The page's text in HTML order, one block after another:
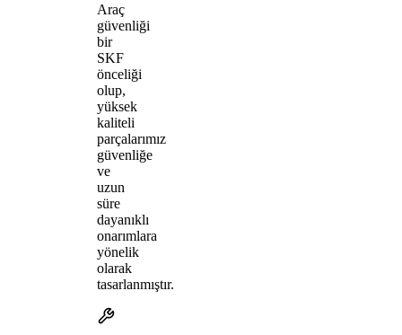
Araç
güvenliği
bir
SKF
önceliği
olup,
yüksek
kaliteli
parçalarımız
güvenliğe
ve
uzun
süre
dayanıklı
onarımlara
yönelik
olarak
tasarlanmıştır.